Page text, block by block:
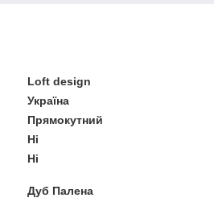
Loft design
Україна
Прямокутний
Ні
Ні
Дуб Палена